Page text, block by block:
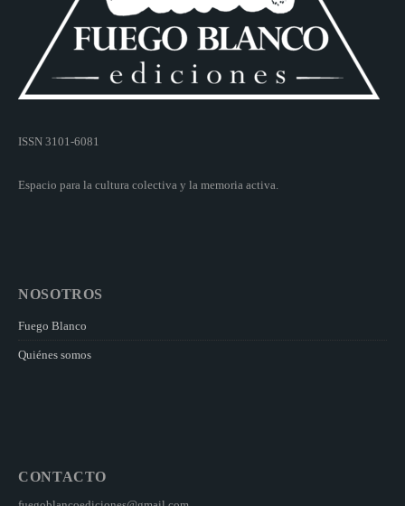
ISSN 3101-6081
Espacio para la cultura colectiva y la memoria activa.
NOSOTROS
Fuego Blanco
Quiénes somos
CONTACTO